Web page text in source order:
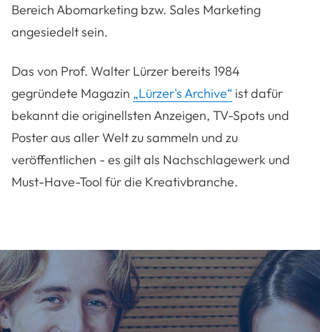
Bereich Abomarketing bzw. Sales Marketing
angesiedelt sein.
Das von Prof. Walter Lürzer bereits 1984
gegründete Magazin „Lürzer's Archive“ ist dafür
bekannt die originellsten Anzeigen, TV-Spots und
Poster aus aller Welt zu sammeln und zu
veröffentlichen - es gilt als Nachschlagewerk und
Must-Have-Tool für die Kreativbranche.